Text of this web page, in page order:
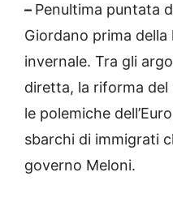
– Penultima puntata
Giordano prima della
invernale. Tra gli
diretta, la riforma
le polemiche
sbarchi di immigrati
governo Meloni.